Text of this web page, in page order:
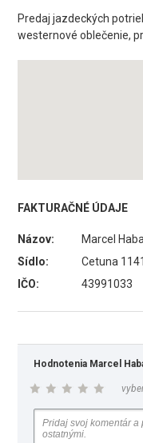
Predaj jazdeckých
westernové oblečenie,
FAKTURAČNÉ ÚDAJE
Názov:
Marcel
Sídlo:
Cetuna
IČO:
43991033
Hodnotenia Marcel